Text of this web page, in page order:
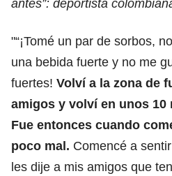
antes”: deportista
"“¡Tomé un par de sorbos,
una bebida fuerte y no me
fuertes! Volví a la zona de
amigos y volví en unos 10
Fue entonces cuando
poco mal. Comencé a
les dije a mis amigos que